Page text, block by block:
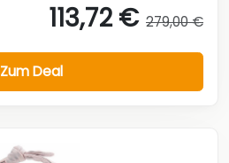
113,72 € 279,00 €
Zum Deal